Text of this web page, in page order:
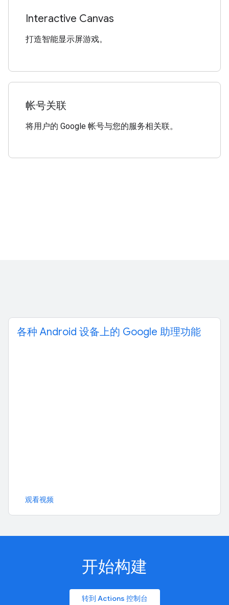
Interactive Canvas
打造智能显示屏游戏。
帐号关联
将用户的 Google 帐号与您的服务相关联。
各种 Android 设备上的 Google 助理功能
观看视频
开始构建
转到 Actions 控制台